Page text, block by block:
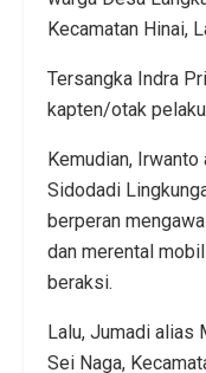
Kecamatan Hinai,
Tersangka Indra
kapten/otak
Kemudian,
Sidodadi
berperan
dan merental
beraksi.
Lalu, Jumadi alias
Sei Naga,